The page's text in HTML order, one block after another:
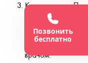
Кодирование.
согласия
помогающая
стационара.
врачом.
Позвонить
бесплатно